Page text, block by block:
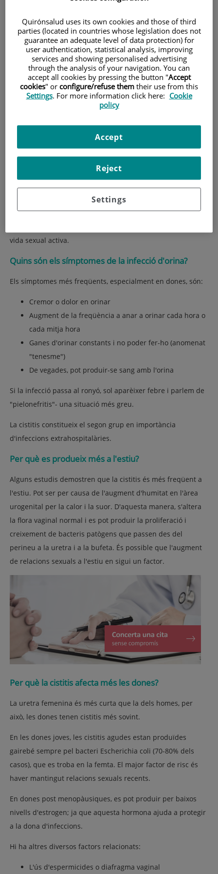
activa.
Què és la cistitis?
S’anomena "cistitis" a la inflamació de la bufeta. La causa
més freqüent és la infecció per bacteris. Es produeix en
vida sexual activa.
Quins són els símptomes de la infecció d'orina?
Els símptomes més freqüents, especialment en dones, són:
Cremor o dolor en orinar
Augment de la freqüència a anar a orinar cada hora o
cada mitja hora
Ganes d'orinar constants i no poder fer-ho (anomenat
"tenesme")
De vegades, pot produir-se sang amb l'orina
Si la infecció passa al ronyó, sol aparèixer febre i parlem de
"pielonefritis"- una situació més greu.
La cistitis constitueix el segon grup en importància
d'infeccions extrahospitalàries.
Per què es produeix més a l'estiu?
Alguns estudis demostren que la cistitis és més freqüent a
l'estiu. Pot ser per causa de l'augment d'humitat en l'àrea
urogenital per la calor i la suor. D'aquesta manera, s'altera
la flora vaginal normal i es pot produir la proliferació i
creixement de bacteris patògens que passen des del
perineu a la uretra i a la bufeta. És possible que l'augment
de relacions sexuals a l'estiu en sigui un factor.
Per què la cistitis afecta més les dones?
La uretra femenina és més curta que la dels homes, per
això, les dones tenen cistitis més sovint.
En les dones joves, les cistitis agudes estan produïdes
gairebé sempre pel bacteri Escherichia coli (70-80% dels
casos), que es troba en la femta. El major factor de risc és
haver mantingut relacions sexuals recents.
En dones post menopàusiques, es pot produir per baixos
nivells d'estrogen; ja que aquesta hormona ajuda a protegir
a la dona d'infeccions.
Hi ha altres diversos factors relacionats:
L'ús d'espermicides o diafragma vaginal
Quirónsalud uses its own cookies and those of third
parties (located in countries whose legislation does not
guarantee an adequate level of data protection) for
user authentication, statistical analysis, improving
services and showing personalised advertising
through the analysis of your navigation. You can
accept all cookies by pressing the button "Accept
cookies" or configure/refuse them their use from this
Settings. For more information click here: Cookie
policy
Settings
Reject
Accept